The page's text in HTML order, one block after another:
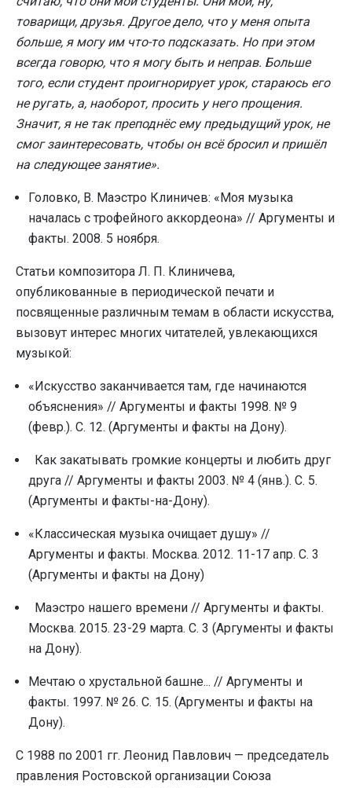
товарищи, друзья. Другое дело, что у меня опыта
больше, я могу им что-то подсказать. Но при этом
всегда говорю, что я могу быть и неправ. Больше
того, если студент проигнорирует урок, стараюсь его
не ругать, а, наоборот, просить у него прощения.
Значит, я не так преподнёс ему предыдущий урок, не
смог заинтересовать, чтобы он всё бросил и пришёл
на следующее занятие».
Головко, В. Маэстро Клиничев: «Моя музыка
началась с трофейного аккордеона» // Аргументы и
факты. 2008. 5 ноября.
Статьи композитора Л. П. Клиничева,
опубликованные в периодической печати и
посвященные различным темам в области искусства,
вызовут интерес многих читателей, увлекающихся
музыкой:
«Искусство заканчивается там, где начинаются
объяснения» // Аргументы и факты 1998. № 9
(февp.). С. 12. (Аргументы и факты на Дону).
Как закатывать громкие концерты и любить друг
друга // Аргументы и факты 2003. № 4 (янв.). С. 5.
(Аргументы и факты-на-Дону).
«Классическая музыка очищает душу» //
Аргументы и факты. Москва. 2012. 11-17 апр. С. 3
(Аргументы и факты на Дону)
Маэстро нашего времени // Аргументы и факты.
Москва. 2015. 23-29 марта. С. 3 (Аргументы и факты
на Дону).
Мечтаю о хрустальной башне... // Аргументы и
факты. 1997. № 26. С. 15. (Аргументы и факты на
Дону).
С 1988 по 2001 гг. Леонид Павлович — председатель
правления Ростовской организации Союза